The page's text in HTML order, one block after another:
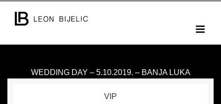
WEDDING DAY – 5.10.2019. – BANJA LUKA
VIP